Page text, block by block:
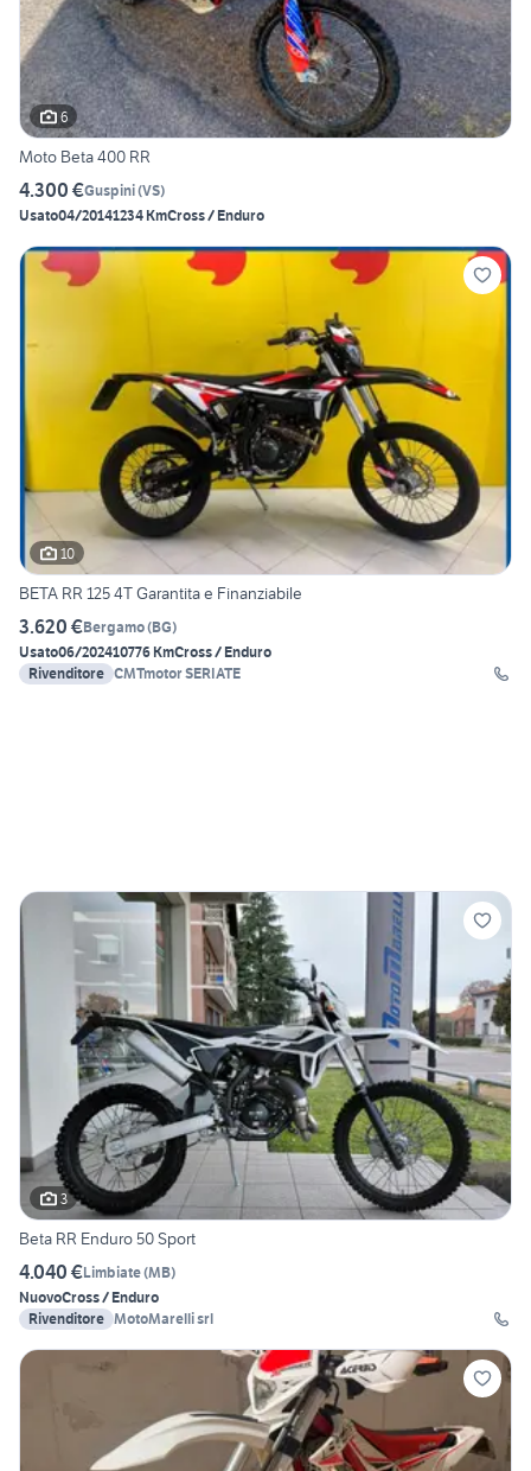
6
Moto Beta 400 RR
4.300 €Guspini(VS)
Usato04/20141234 KmCross / Enduro
10
BETA RR 125 4T Garantita e Finanziabile
3.620 €Bergamo(BG)
Usato06/202410776 KmCross / Enduro
Rivenditore CMTmotor SERIATE
3
Beta RR Enduro 50 Sport
4.040 €Limbiate(MB)
NuovoCross / Enduro
Rivenditore MotoMarelli srl